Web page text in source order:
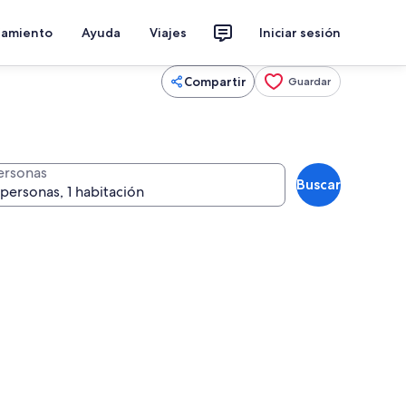
Ayuda Viajes Iniciar sesión
Compartir Guardar
Buscar